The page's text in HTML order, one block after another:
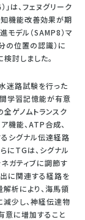
は、フェヌグリーク
知機能改善効果が期
モデル（SAMP8）マ
の位置の認識）に
討しました。
迷路試験を行った
学習記憶能が有意
ゲノムトランスク
機能、ATP合成、
シグナル伝達経路
にTGは、シグナル
ガティブに調節す
に関連する経路を
解析により、海馬領
少し、神経伝達物
意に増加すること